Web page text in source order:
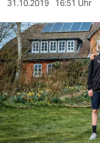
sport
berlin
nord
wahrheit
verlag
31.10.2019 16:51 Uhr